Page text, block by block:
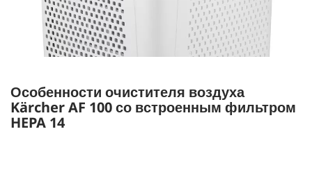
Особенности очистителя воздуха
Kärcher AF 100 со встроенным фильтром
HEPA 14